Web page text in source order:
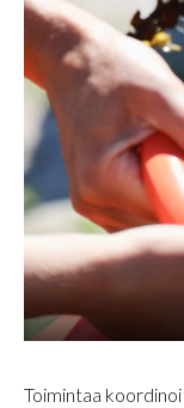
Toimintaa koordinoi